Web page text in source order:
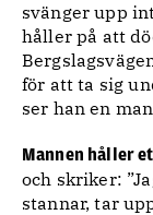
svänger upp
håller på att
för att ta sig
ser han en
Mannen håller
och skriker:
stannar, tar